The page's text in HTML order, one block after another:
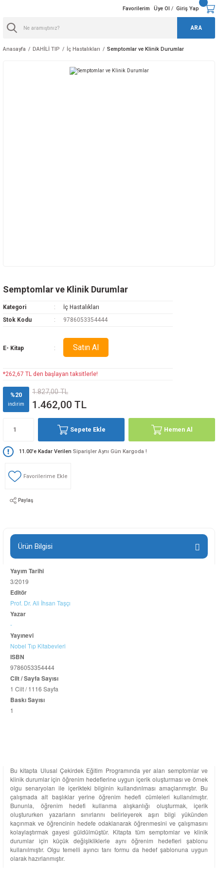
ARA
Favorilerim Üye Ol / Giriş Yap
Anasayfa DAHİLİ TIP İç Hastalıkları Semptomlar ve Klinik Durumlar
Semptomlar ve Klinik Durumlar
Kategori
İç Hastalıkları
Stok Kodu
9786053354444
E- Kitap Satın Al
*262,67 TL den başlayan taksitlerle!
%20
indirim
1.827,00 TL
1.462,00 TL
Sepete Ekle Hemen Al
11.00'e Kadar Verilen Siparişler Aynı Gün Kargoda !
Paylaş
Ürün Bilgisi
Yayım Tarihi
3/2019
Editör
Prof. Dr. Ali İhsan Taşçı
Yazar
-
Yayınevi
Nobel Tıp Kitabevleri
ISBN
9786053354444
Cilt / Sayfa Sayısı
1 Cilt / 1116 Sayfa
Baskı Sayısı
1
Bu kitapta Ulusal Çekirdek Eğitim Programında yer alan semptomlar ve
klinik durumlar için öğrenim hedeflerine uygun içerik oluşturması ve örnek
olgu senaryoları ile içerikteki bilginin kullandırılması amaçlanmıştır. Bu
çalışmada alt başlıklar yerine öğrenim hedefi cümleleri kullanılmıştır.
Bununla, öğrenim hedefi kullanma alışkanlığı oluşturmak, içerik
oluştururken yazarların sınırlarını belirleyerek aşırı bilgi yükünden
kaçınmak ve öğrencinin hedefe odaklanarak öğrenmesini ve çalışmasını
kolaylaştırmak gayesi güldülmüştür. Kitapta tüm semptomlar ve klinik
durumlar için küçük değişikliklerle aynı öğrenim hedefleri şablonu
kullanılmıştır. Olgu temelli ayırıcı tanı formu da hedef şablonuna uygun
olarak hazırlanmıştır.